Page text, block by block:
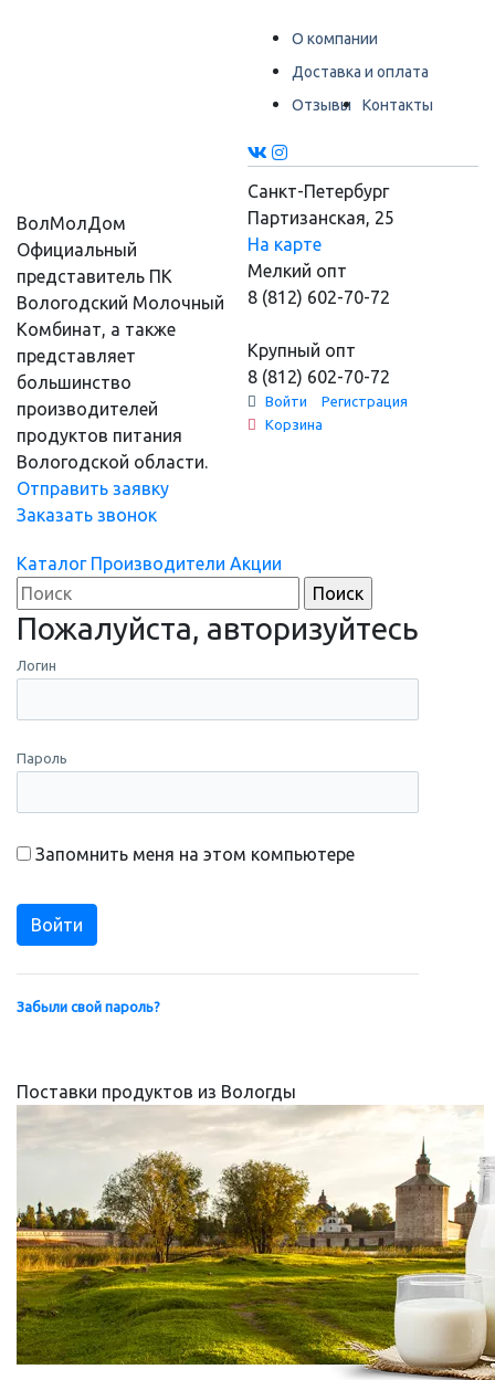
ВолМолДом
Официальный
представитель ПК
Вологодский Молочный
Комбинат, а также
представляет
большинство
производителей
продуктов питания
Вологодской области.
Отправить заявку
Заказать звонок
О компании
Доставка и оплата
Отзывы
Контакты
Санкт-Петербург
Партизанская, 25
На карте
Мелкий опт
8 (812) 602-70-72
Крупный опт
8 (812) 602-70-72
Войти
Регистрация
Корзина
Каталог Производители Акции
Пожалуйста, авторизуйтесь
Логин
Пароль
Запомнить меня на этом компьютере
Забыли свой пароль?
Поставки продуктов из Вологды